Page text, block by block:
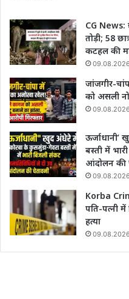
CG News:
तोड़ी; 58
कटहल की
09.08.2026
जांजगीर-
को असली
09.08.2026
बस्ती में
आंदोलन की
09.08.2026
Korba
पति-पत्नी
हत्या
09.08.2026